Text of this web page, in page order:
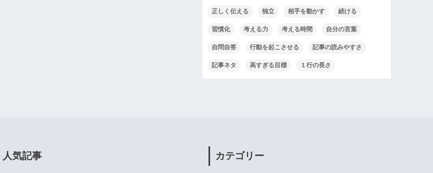
正しく伝える 独立 相手を動かす 続ける
習慣化 考える力 考える時間 自分の言葉
自問自答 行動を起こさせる 記事の読みやすさ
記事ネタ 高すぎる目標 １行の長さ
人気記事 カテゴリー